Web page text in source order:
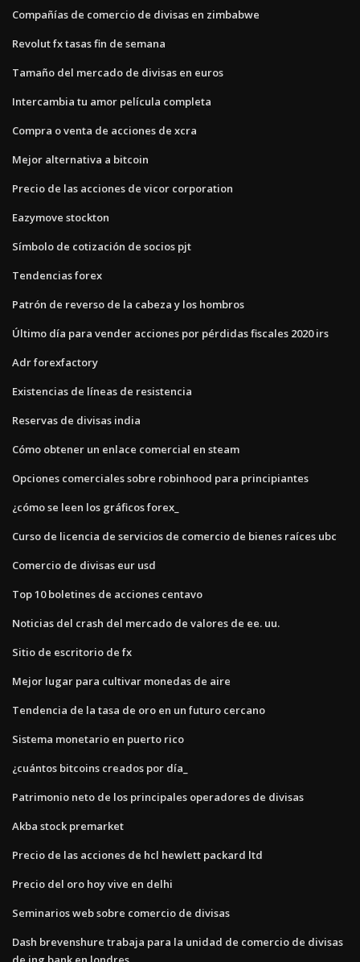
Compañías de comercio de divisas en zimbabwe
Revolut fx tasas fin de semana
Tamaño del mercado de divisas en euros
Intercambia tu amor película completa
Compra o venta de acciones de xcra
Mejor alternativa a bitcoin
Precio de las acciones de vicor corporation
Eazymove stockton
Símbolo de cotización de socios pjt
Tendencias forex
Patrón de reverso de la cabeza y los hombros
Último día para vender acciones por pérdidas fiscales 2020 irs
Adr forexfactory
Existencias de líneas de resistencia
Reservas de divisas india
Cómo obtener un enlace comercial en steam
Opciones comerciales sobre robinhood para principiantes
¿cómo se leen los gráficos forex_
Curso de licencia de servicios de comercio de bienes raíces ubc
Comercio de divisas eur usd
Top 10 boletines de acciones centavo
Noticias del crash del mercado de valores de ee. uu.
Sitio de escritorio de fx
Mejor lugar para cultivar monedas de aire
Tendencia de la tasa de oro en un futuro cercano
Sistema monetario en puerto rico
¿cuántos bitcoins creados por día_
Patrimonio neto de los principales operadores de divisas
Akba stock premarket
Precio de las acciones de hcl hewlett packard ltd
Precio del oro hoy vive en delhi
Seminarios web sobre comercio de divisas
Dash brevenshure trabaja para la unidad de comercio de divisas